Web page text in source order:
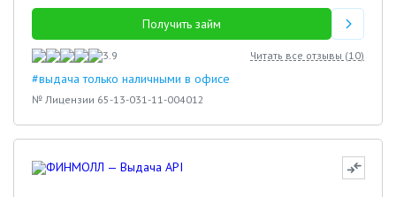
Получить займ
3.9 Читать все отзывы (10)
#выдача только наличными в офисе
№ Лицензии 65-13-031-11-004012